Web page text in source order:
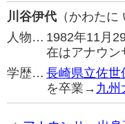
川谷伊代 （かわたに
人物… 1982年11月
在はアナウン
学歴… 長崎県立佐世
を卒業→ 九州